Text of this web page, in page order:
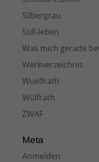
Silbergrau
Still-leben
Was mich gerade
Werkverzeichnis
Wuelfrath
Wülfrath
ZWAF
Meta
Anmelden